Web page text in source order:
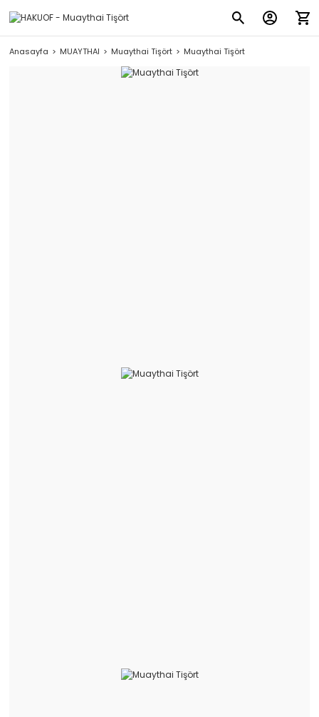
Anasayfa MUAYTHAI Muaythai Tişört Muaythai Tişört